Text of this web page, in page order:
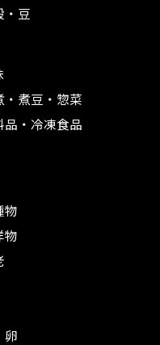
・豆
・煮豆・惣菜
品・冷凍食品
物
物
卵